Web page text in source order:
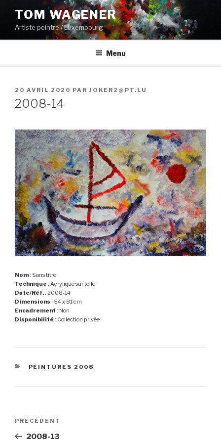
contenu
principal
TOM WAGENER
Artiste peintre / Luxembourg
Menu
PUBLIÉ
LE
20 AVRIL 2020 PAR JOKER2@PT.LU
2008-14
Nom : Sans titre
Technique : Acrylique sur toile
Date/Réf. : 2008-14
Dimensions : 54 x 81 cm
Encadrement : Non
Disponibilité : Collection privée
CATÉGORIES
PEINTURES 2008
Navigation
Article
précédent
PRÉCÉDENT
2008-13